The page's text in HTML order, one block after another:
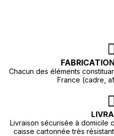
Chacun des éléments
France (cadre,
Livraison sécurisée à domicile
caisse cartonnée très